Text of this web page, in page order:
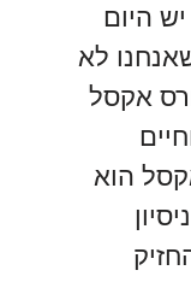
היום
לא
אקסל
הוא